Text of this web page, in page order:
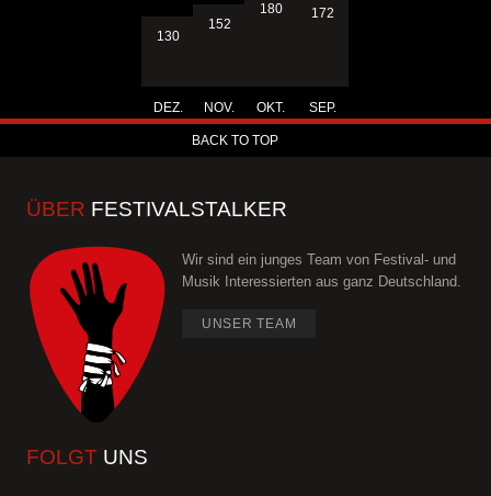
130
DEZ.
152
NOV.
180
OKT.
172
SEP.
BACK TO TOP
ÜBER FESTIVALSTALKER
Wir sind ein junges Team von Festival- und
Musik Interessierten aus ganz Deutschland.
UNSER TEAM
FOLGT UNS